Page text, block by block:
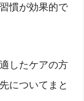
慣が効果的で
したケアの方
についてまと